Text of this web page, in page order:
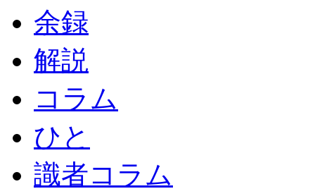
余録
解説
コラム
ひと
識者コラム